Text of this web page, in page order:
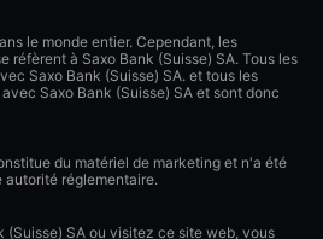
le monde entier. Cependant, les
réfèrent à Saxo Bank (Suisse) SA. Tous les
Saxo Bank (Suisse) SA. et tous les
Saxo Bank (Suisse) SA et sont donc
du matériel de marketing et n'a été
autorité réglementaire.
(Suisse) SA ou visitez ce site web, vous